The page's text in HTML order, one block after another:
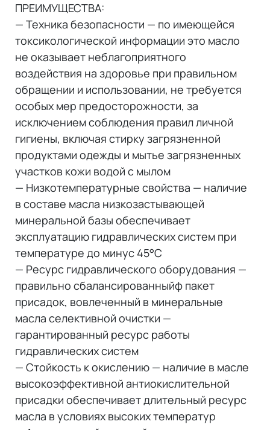
ПРЕИМУЩЕСТВА:
— Техника безопасности — по имеющейся
токсикологической информации это масло
не оказывает неблагоприятного
воздействия на здоровье при правильном
обращении и использовании, не требуется
особых мер предосторожности, за
исключением соблюдения правил личной
гигиены, включая стирку загрязненной
продуктами одежды и мытье загрязненных
участков кожи водой с мылом
— Низкотемпературные свойства — наличие
в составе масла низкозастывающей
минеральной базы обеспечивает
эксплуатацию гидравлических систем при
температуре до минус 45°С
— Ресурс гидравлического оборудования —
правильно сбалансированныйф пакет
присадок, вовлеченный в минеральные
масла селективной очистки —
гарантированный ресурс работы
гидравлических систем
— Стойкость к окислению — наличие в масле
высокоэффективной антиокислительной
присадки обеспечивает длительный ресурс
масла в условиях высоких температур